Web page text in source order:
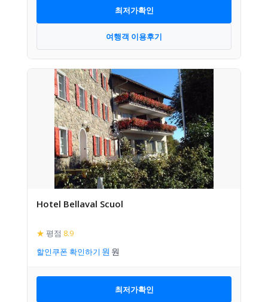
최저가확인
여행객 이용후기
Hotel Bellaval Scuol
★ 평점 8.9
할인쿠폰 확인하기
최저가확인